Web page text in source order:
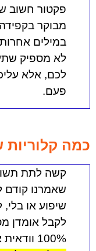
פקטור חשוב
מבוקר
במילים
לא מספיק
לכם, אלא
פעם.
כמה
קשה לתת
שאמרנו קודם
שיפוע או
לקבל אומדן
100% וודאית אלא על סמך ניסיון אישי בלבד).